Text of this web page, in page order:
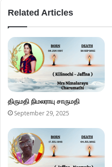
Related Articles
திருமதி நிமலராயு சாருமதி
September 29, 2025